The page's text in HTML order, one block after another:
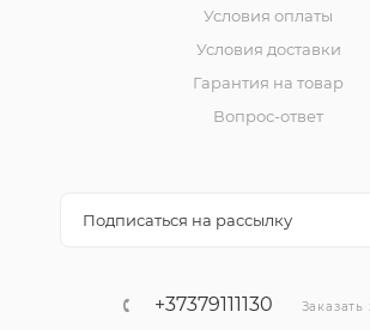
Условия оплаты
Условия доставки
Гарантия на товар
Вопрос-ответ
Подписаться на рассылку
+37379111130 Заказать